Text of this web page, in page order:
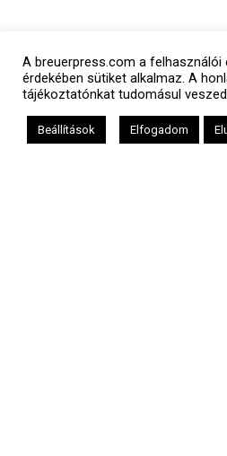
A breuerpress.com a
érdekében sütiket alkalmaz. A
tájékoztatónkat tudomásul
Beállítások Elfogadom